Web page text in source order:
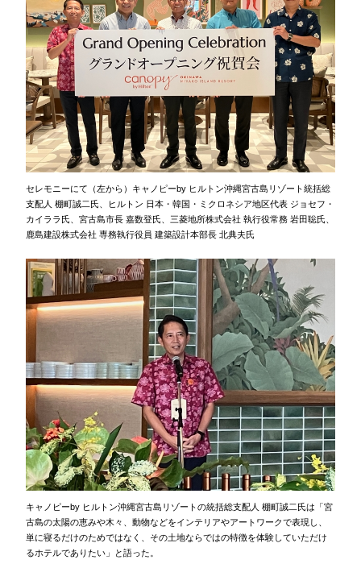
セレモニーにて（左から）キャノピーby ヒルトン沖縄宮古島リゾート統括総
支配人 棚町誠二氏、ヒルトン 日本・韓国・ミクロネシア地区代表 ジョセフ・
カイララ氏、宮古島市長 嘉数登氏、三菱地所株式会社 執行役常務 岩田聡氏、
鹿島建設株式会社 専務執行役員 建築設計本部長 北典夫氏
キャノピーby ヒルトン沖縄宮古島リゾートの統括総支配人 棚町誠二氏は「宮
古島の太陽の恵みや木々、動物などをインテリアやアートワークで表現し、
単に寝るだけのためではなく、その土地ならではの特徴を体験していただけ
るホテルでありたい」と語った。